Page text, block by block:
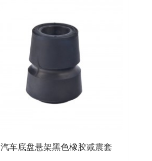
汽车底盘悬架黑色橡胶减震套